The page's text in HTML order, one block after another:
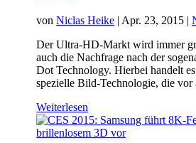
vonNiclas Heike | Apr. 23, 2015 |
Der Ultra-HD-Markt wird immer
auch die Nachfrage nach der
Dot Technology. Hierbei handelt
spezielle Bild-Technologie, die vor
Weiterlesen